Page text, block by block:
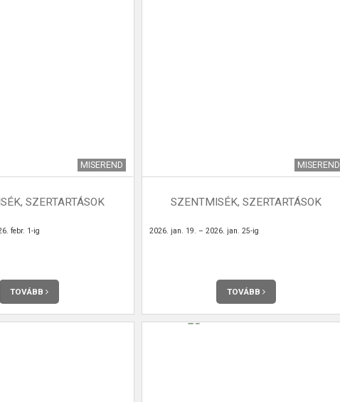
MISEREND
SZERTARTÁSOK
febr. 1-ig
TOVÁBB
MISEREND
SZENTMISÉK, SZERTARTÁSOK
2026. jan. 19. – 2026. jan. 25-ig
TOVÁBB